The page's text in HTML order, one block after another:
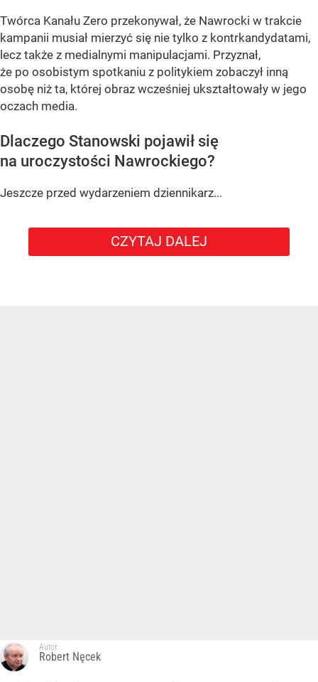
Twórca Kanału Zero przekonywał, że Nawrocki w trakcie
kampanii musiał mierzyć się nie tylko z kontrkandydatami,
lecz także z medialnymi manipulacjami. Przyznał,
że po osobistym spotkaniu z politykiem zobaczył inną
osobę niż ta, której obraz wcześniej ukształtowały w jego
oczach media.
Dlaczego Stanowski pojawił się
na uroczystości Nawrockiego?
Jeszcze przed wydarzeniem dziennikarz...
CZYTAJ DALEJ
Autor:
Robert Nęcek